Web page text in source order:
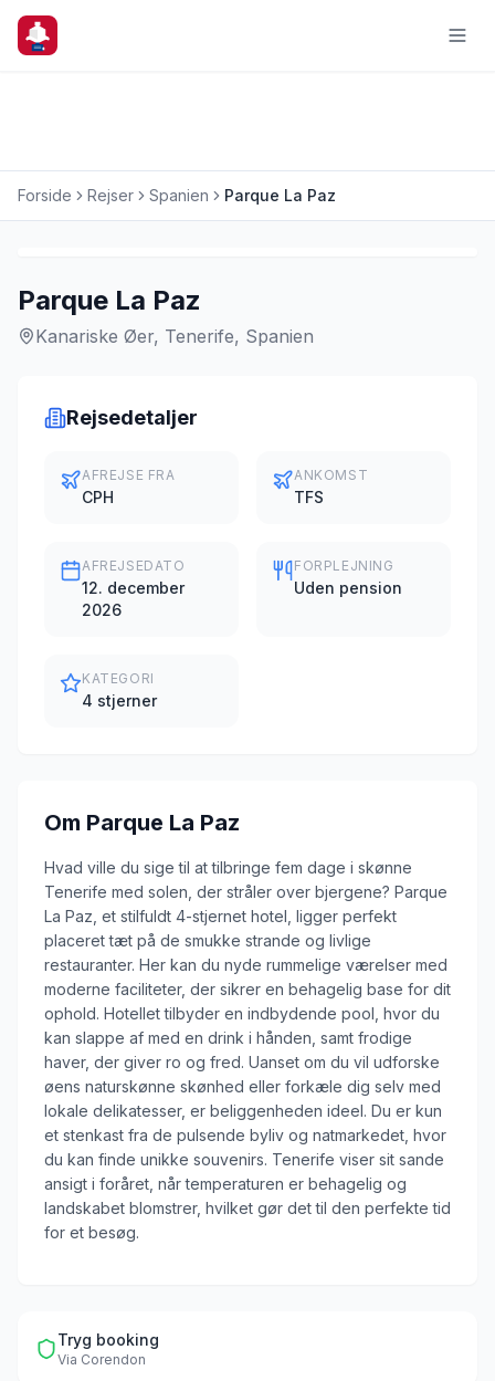
Forside Rejser Spanien Parque La Paz
Parque La Paz
Kanariske Øer, Tenerife, Spanien
Rejsedetaljer
AFREJSE FRA
CPH
ANKOMST
TFS
AFREJSEDATO
12. december
2026
FORPLEJNING
Uden pension
KATEGORI
4 stjerner
Om Parque La Paz
Hvad ville du sige til at tilbringe fem dage i skønne
Tenerife med solen, der stråler over bjergene? Parque
La Paz, et stilfuldt 4-stjernet hotel, ligger perfekt
placeret tæt på de smukke strande og livlige
restauranter. Her kan du nyde rummelige værelser med
moderne faciliteter, der sikrer en behagelig base for dit
ophold. Hotellet tilbyder en indbydende pool, hvor du
kan slappe af med en drink i hånden, samt frodige
haver, der giver ro og fred. Uanset om du vil udforske
øens naturskønne skønhed eller forkæle dig selv med
lokale delikatesser, er beliggenheden ideel. Du er kun
et stenkast fra de pulsende byliv og natmarkedet, hvor
du kan finde unikke souvenirs. Tenerife viser sit sande
ansigt i foråret, når temperaturen er behagelig og
landskabet blomstrer, hvilket gør det til den perfekte tid
for et besøg.
Tryg booking
Via Corendon